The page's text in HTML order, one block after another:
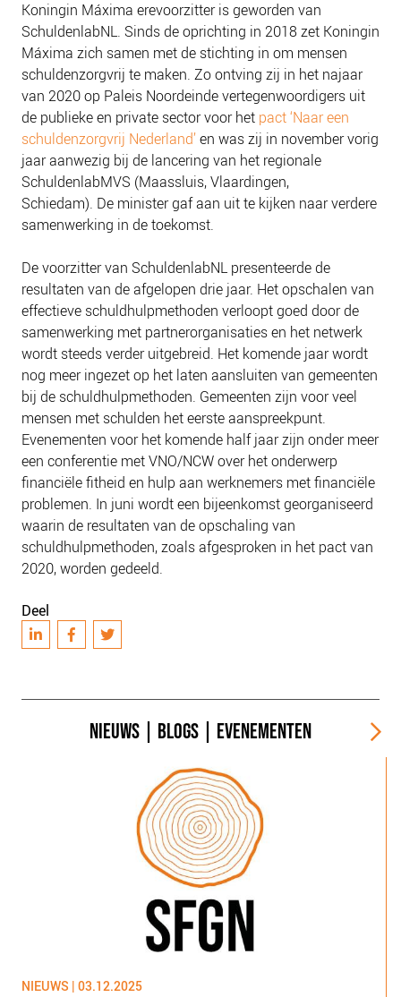
Koningin Máxima erevoorzitter is geworden van
SchuldenlabNL. Sinds de oprichting in 2018 zet Koningin
Máxima zich samen met de stichting in om mensen
schuldenzorgvrij te maken. Zo ontving zij in het najaar
van 2020 op Paleis Noordeinde vertegenwoordigers uit
de publieke en private sector voor het pact ‘Naar een
schuldenzorgvrij Nederland’en was zij in november vorig
jaar aanwezig bij de lancering van het regionale
SchuldenlabMVS (Maassluis, Vlaardingen,
Schiedam). De minister gaf aan uit te kijken naar verdere
samenwerking in de toekomst.
De voorzitter van SchuldenlabNL presenteerde de
resultaten van de afgelopen drie jaar. Het opschalen van
effectieve schuldhulpmethoden verloopt goed door de
samenwerking met partnerorganisaties en het netwerk
wordt steeds verder uitgebreid. Het komende jaar wordt
nog meer ingezet op het laten aansluiten van gemeenten
bij de schuldhulpmethoden. Gemeenten zijn voor veel
mensen met schulden het eerste aanspreekpunt.
Evenementen voor het komende half jaar zijn onder meer
een conferentie met VNO/NCW over het onderwerp
financiële fitheid en hulp aan werknemers met financiële
problemen. In juni wordt een bijeenkomst georganiseerd
waarin de resultaten van de opschaling van
schuldhulpmethoden, zoals afgesproken in het pact van
2020, worden gedeeld.
Deel
NIEUWS BLOGS EVENEMENTEN
NIEUWS | 03.12.2025